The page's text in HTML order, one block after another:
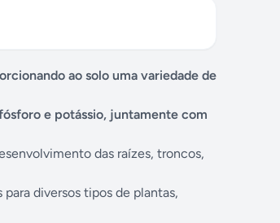
ao solo uma variedade de
e potássio, juntamente com
das raízes, troncos,
diversos tipos de plantas,